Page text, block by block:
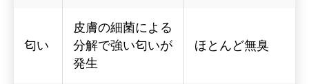
匂い
皮膚の細菌による
分解で強い匂いが
発生
ほとんど無臭